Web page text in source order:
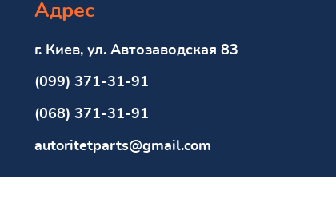
Адрес
г. Киев, ул. Автозаводская 83
(099) 371-31-91
(068) 371-31-91
autoritetparts@gmail.com